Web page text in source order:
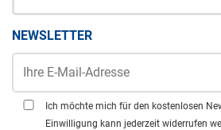
NEWSLETTER
Ich möchte mich für den kostenlosen
Einwilligung kann jederzeit widerrufen